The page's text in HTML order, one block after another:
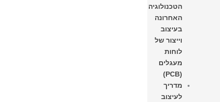
הטכנולוגיה
האחרונה
בעיצוב
וייצור של
לוחות
מעגלים
מדריך
לעיצוב